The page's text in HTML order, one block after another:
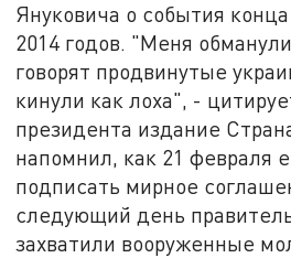
Януковича о события
2014 годов. "Меня
говорят продвинутые
кинули как лоха", -
президента издание
напомнил, как 21 февраля
подписать мирное
следующий день
захватили вооруженные